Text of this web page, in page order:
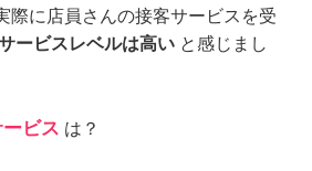
際に店員さんの接客サービスを受
ービスレベルは高い と感じまし
ビス は？